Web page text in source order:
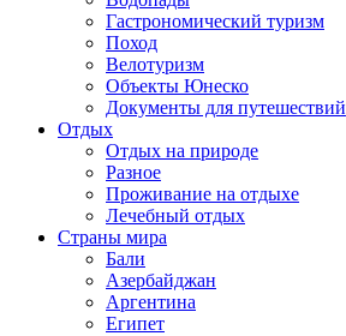
Гастрономический туризм
Поход
Велотуризм
Объекты Юнеско
Документы для путешествий
Отдых
Отдых на природе
Разное
Проживание на отдыхе
Лечебный отдых
Страны мира
Бали
Азербайджан
Аргентина
Египет